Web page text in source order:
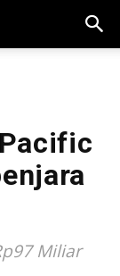
Miliar